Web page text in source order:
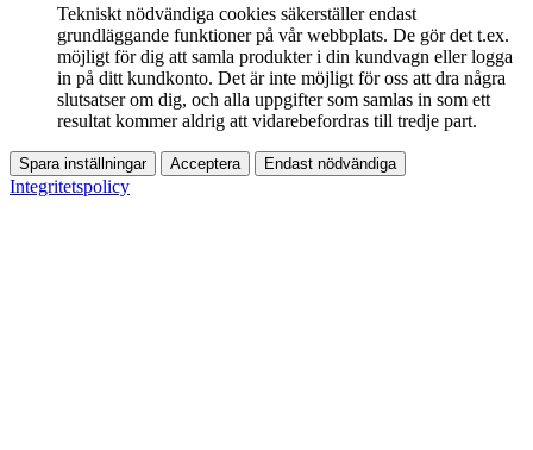
Tekniskt nödvändiga cookies säkerställer endast
grundläggande funktioner på vår webbplats. De gör det t.ex.
möjligt för dig att samla produkter i din kundvagn eller logga
in på ditt kundkonto. Det är inte möjligt för oss att dra några
slutsatser om dig, och alla uppgifter som samlas in som ett
resultat kommer aldrig att vidarebefordras till tredje part.
Spara inställningar Acceptera Endast nödvändiga
Integritetspolicy